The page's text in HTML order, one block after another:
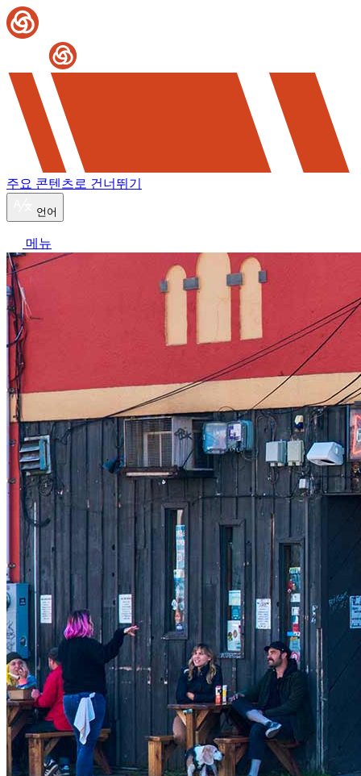
주요 콘텐츠로 건너뛰기
언어
메뉴